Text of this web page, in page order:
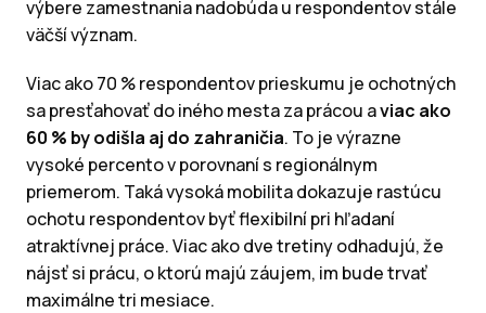
výbere zamestnania nadobúda u respondentov stále
väčší význam.
Viac ako 70 % respondentov prieskumu je ochotných
sa presťahovať do iného mesta za prácou aviac ako
60 % by odišla aj do zahraničia. To je výrazne
vysoké percento v porovnaní s regionálnym
priemerom. Taká vysoká mobilita dokazuje rastúcu
ochotu respondentov byť flexibilní pri hľadaní
atraktívnej práce. Viac ako dve tretiny odhadujú, že
nájsť si prácu, o ktorú majú záujem, im bude trvať
maximálne tri mesiace.